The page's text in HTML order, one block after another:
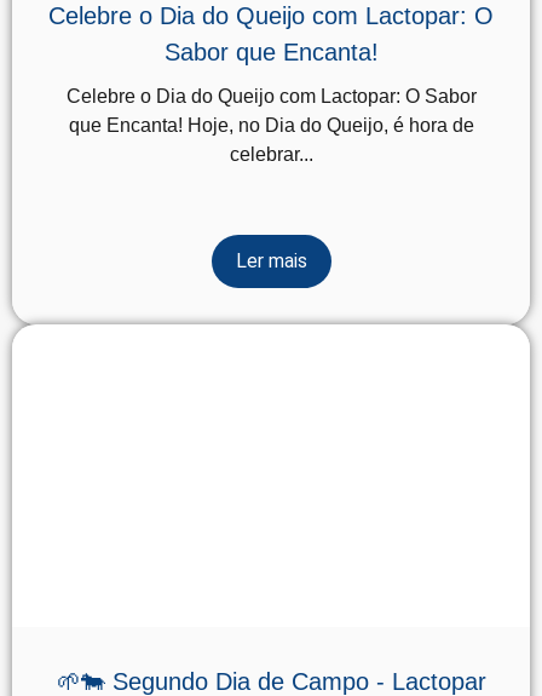
Celebre o Dia do Queijo com Lactopar: O
Sabor que Encanta!
Celebre o Dia do Queijo com Lactopar: O Sabor
que Encanta! Hoje, no Dia do Queijo, é hora de
celebrar...
Ler mais
🌱🐄 Segundo Dia de Campo - Lactopar